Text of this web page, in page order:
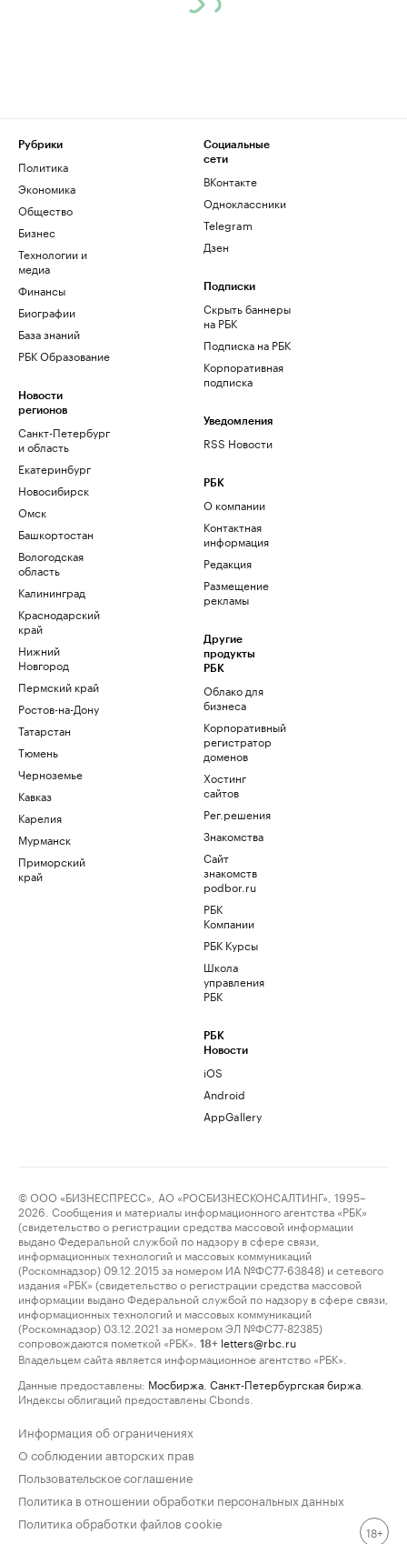
Рубрики
Политика
Экономика
Общество
Бизнес
Технологии и
медиа
Финансы
Биографии
База знаний
РБК Образование
Новости
регионов
Санкт-Петербург
и область
Екатеринбург
Новосибирск
Омск
Башкортостан
Вологодская
область
Калининград
Краснодарский
край
Нижний
Новгород
Пермский край
Ростов-на-Дону
Татарстан
Тюмень
Черноземье
Кавказ
Карелия
Мурманск
Приморский
край
Социальные
сети
ВКонтакте
Одноклассники
Telegram
Дзен
Подписки
Скрыть баннеры
на РБК
Подписка на РБК
Корпоративная
подписка
Уведомления
RSS Новости
РБК
О компании
Контактная
информация
Редакция
Размещение
рекламы
Другие
продукты
РБК
Облако для
бизнеса
Корпоративный
регистратор
доменов
Хостинг
сайтов
Рег.решения
Знакомства
Сайт
знакомств
podbor.ru
РБК
Компании
РБК Курсы
Школа
управления
РБК
РБК
Новости
iOS
Android
AppGallery
© ООО «БИЗНЕСПРЕСС», АО «РОСБИЗНЕСКОНСАЛТИНГ», 1995–
2026. Сообщения и материалы информационного агентства «РБК»
(свидетельство о регистрации средства массовой информации
выдано Федеральной службой по надзору в сфере связи,
информационных технологий и массовых коммуникаций
(Роскомнадзор) 09.12.2015 за номером ИА №ФС77-63848) и сетевого
издания «РБК» (свидетельство о регистрации средства массовой
информации выдано Федеральной службой по надзору в сфере связи,
информационных технологий и массовых коммуникаций
(Роскомнадзор) 03.12.2021 за номером ЭЛ №ФС77-82385)
сопровождаются пометкой «РБК».
18+ letters@rbc.ru
Владельцем сайта является информационное агентство «РБК».
Данные предоставлены: Мосбиржа Санкт-Петербургская биржа
Индексы облигаций предоставлены Cbonds.
Информация об ограничениях
О соблюдении авторских прав
Пользовательское соглашение
Политика в отношении обработки персональных данных
Политика обработки файлов cookie
18+